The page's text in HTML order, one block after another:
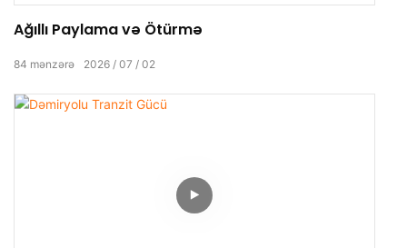
Ağıllı Paylama və Ötürmə
2026 07 02
84 mənzərə